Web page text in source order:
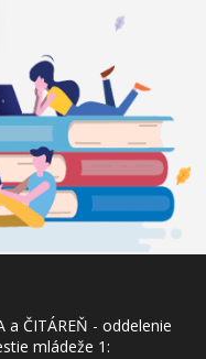
a ČITÁREŇ - oddelenie
mládeže 1: